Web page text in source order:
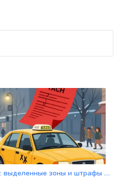
Парковка для такси в городе: выделенные зоны и штрафы в 2025 году